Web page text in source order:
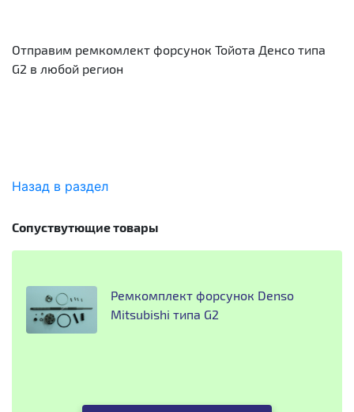
Отправим ремкомлект форсунок Тойота Денсо типа
G2 в любой регион
Назад в раздел
Сопуствутющие товары
Ремкомплект форсунок Denso
Mitsubishi типа G2